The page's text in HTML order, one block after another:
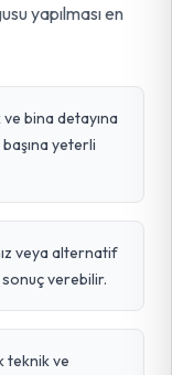
yapılması en
bina detayına
yeterli
veya alternatif
verebilir.
teknik ve